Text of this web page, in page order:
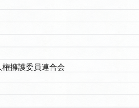
擁護委員連合会